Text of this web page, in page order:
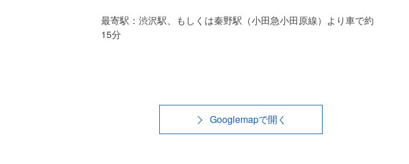
最寄駅：渋沢駅、もしくは秦野駅（小田急小田原線）より車で約
15分
Googlemapで開く